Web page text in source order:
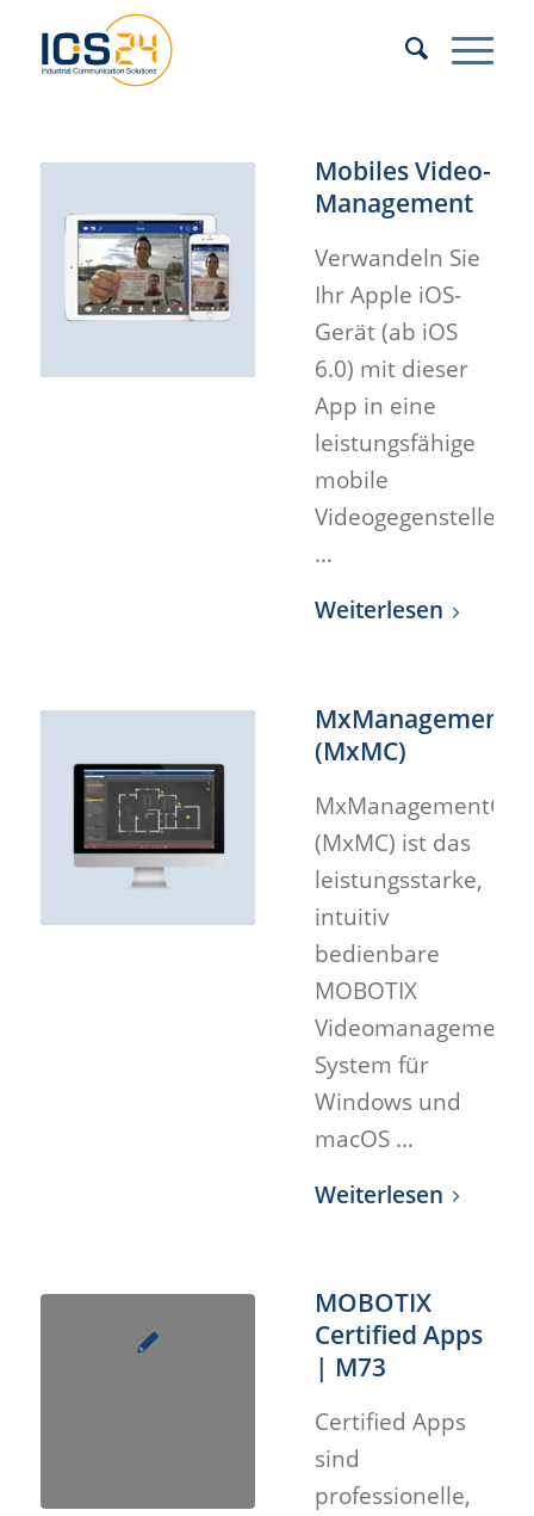
Mobiles Video-
Management
Verwandeln Sie
Ihr Apple iOS-
Gerät (ab iOS
6.0) mit dieser
App in eine
leistungsfähige
mobile
Videogegenstelle
…
Weiterlesen
(MxMC)
(MxMC) ist das
leistungsstarke,
intuitiv
bedienbare
MOBOTIX
Videomanagement-
System für
Windows und
macOS …
Weiterlesen
MOBOTIX
Certified Apps
| M73
Certified Apps
sind
professionelle,